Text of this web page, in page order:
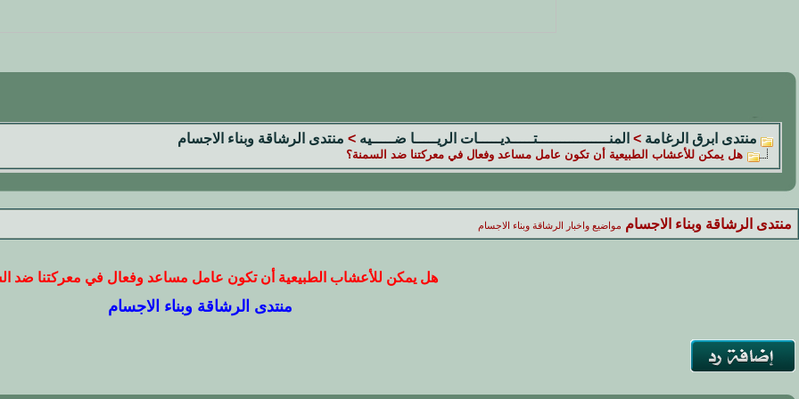
منتدى ابرق الرغامة > المنــــــــــــــــتـــــديـــــات الريـــــا ضـــــيه > منتدى الرشاقة وبناء الاجسام
هل يمكن للأعشاب الطبيعية أن تكون عامل مساعد وفعال في معركتنا ضد السمنة؟
منتدى الرشاقة وبناء الاجسام مواضيع واخبار الرشاقة وبناء الاجسام
هل يمكن للأعشاب الطبيعية أن تكون عامل مساعد وفعال في معركتنا ضد
منتدى الرشاقة وبناء الاجسام